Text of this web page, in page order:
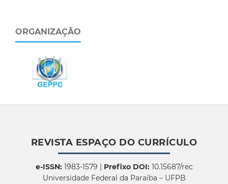
ORGANIZAÇÃO
REVISTA ESPAÇO DO CURRÍCULO
e-ISSN:1983-1579 | Prefixo DOI:10.15687/rec
Universidade Federal da Paraíba – UFPB